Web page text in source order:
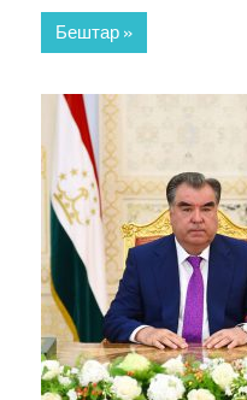
Бештар »